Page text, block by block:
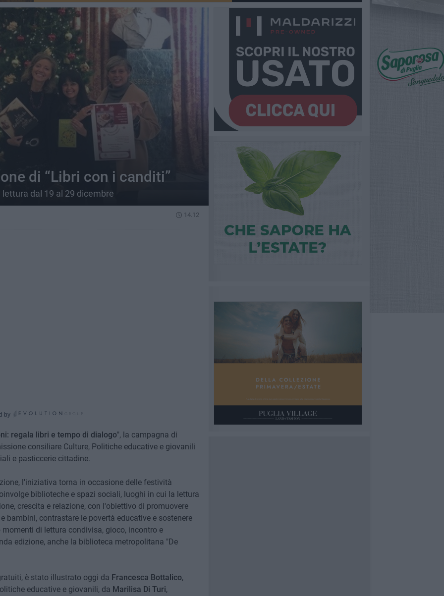
di “Libri con i canditi”
dal 19 al 29 dicembre
14.12
by
regala libri e tempo di dialogo", la campagna di
consiliare Culture, Politiche educative e giovanili
e pasticcerie cittadine.
l'iniziativa torna in occasione delle festività
biblioteche e spazi sociali, luoghi in cui la lettura
crescita e relazione, con l'obiettivo di promuovere
bambini, contrastare le povertà educative e sostenere
di lettura condivisa, gioco, incontro e
edizione, anche la biblioteca metropolitana "De
è stato illustrato oggi da Francesca Bottalico,
educative e giovanili, da Marilisa Di Turi,